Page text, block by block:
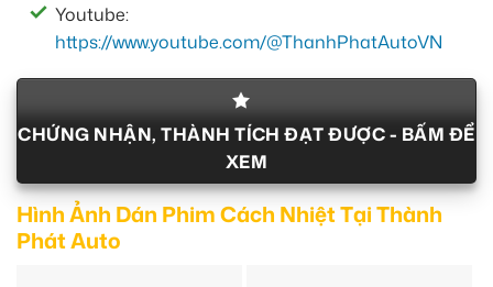
Youtube:
https://www.youtube.com/@ThanhPhatAutoVN
CHỨNG NHẬN, THÀNH TÍCH ĐẠT ĐƯỢC - BẤM ĐỂ
XEM
Hình Ảnh Dán Phim Cách Nhiệt Tại Thành
Phát Auto